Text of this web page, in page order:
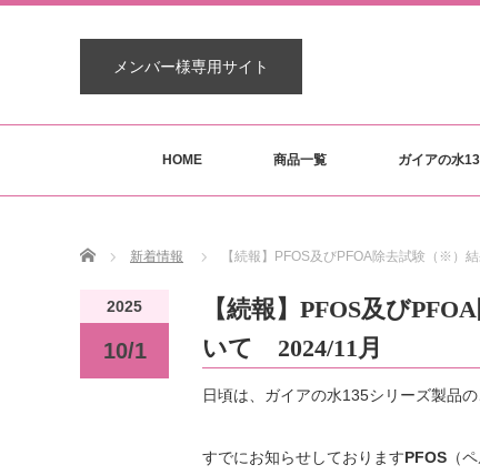
メンバー様専用サイト
HOME 商品一覧 ガイアの水
Home 新着情報 【続報】PFOS及びPFOA除去試験（※）
2025
10/1
【続報】PFOS及び
いて 2024/11月
日頃は、ガイアの水135シリーズ製品
すでにお知らせしておりますPFOS （